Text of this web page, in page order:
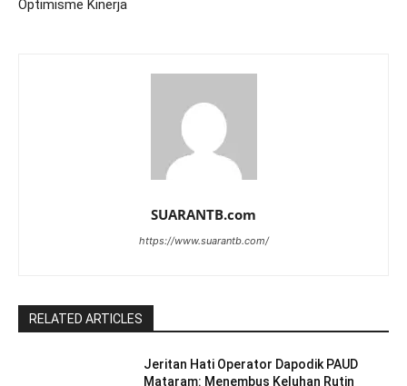
Optimisme Kinerja
SUARANTB.com
https://www.suarantb.com/
RELATED ARTICLES
Jeritan Hati Operator Dapodik PAUD
Mataram: Menembus Keluhan Rutin